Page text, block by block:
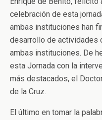
celebración de esta
ambas instituciones han
desarrollo de actividades
ambas instituciones. De
esta Jornada con la
más destacados, el
de la Cruz.
El último en tomar la